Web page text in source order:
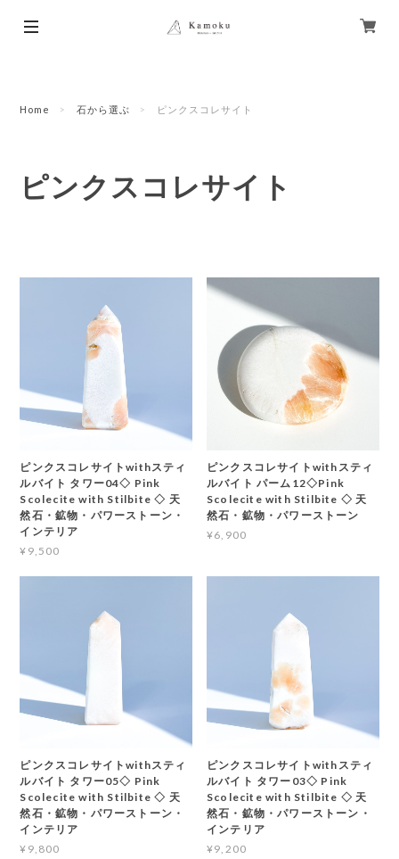
Home 石から選ぶ ピンクスコレサイト
ピンクスコレサイト
ピンクスコレサイトwithスティ
ルバイト タワー04◇ Pink
Scolecite with Stilbite ◇ 天
然石・鉱物・パワーストーン・
インテリア
¥9,500
ピンクスコレサイトwithスティ
ルバイト パーム12◇Pink
Scolecite with Stilbite ◇ 天
然石・鉱物・パワーストーン
¥6,900
ピンクスコレサイトwithスティ
ルバイト タワー05◇ Pink
Scolecite with Stilbite ◇ 天
然石・鉱物・パワーストーン・
インテリア
¥9,800
ピンクスコレサイトwithスティ
ルバイト タワー03◇ Pink
Scolecite with Stilbite ◇ 天
然石・鉱物・パワーストーン・
インテリア
¥9,200